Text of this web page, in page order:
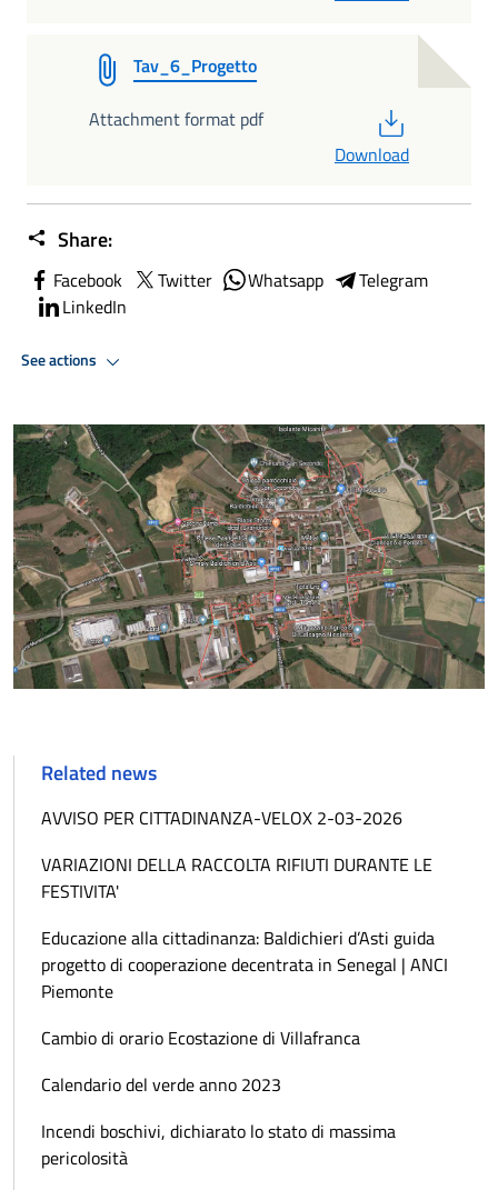
Tav_6_Progetto
Attachment format pdf
Download
Share:
Facebook Twitter Whatsapp
Telegram
LinkedIn
See actions
Related news
AVVISO PER CITTADINANZA-VELOX 2-03-2026
VARIAZIONI DELLA RACCOLTA RIFIUTI DURANTE LE
FESTIVITA'
Educazione alla cittadinanza: Baldichieri d’Asti guida
progetto di cooperazione decentrata in Senegal | ANCI
Piemonte
Cambio di orario Ecostazione di Villafranca
Calendario del verde anno 2023
Incendi boschivi, dichiarato lo stato di massima
pericolosità